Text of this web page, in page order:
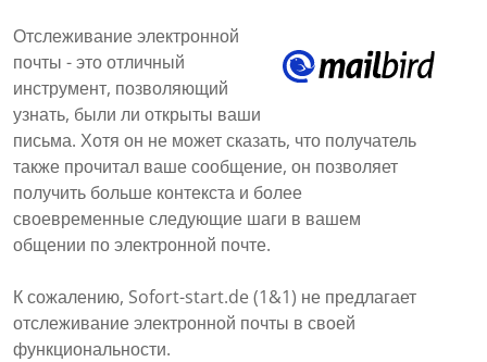
Отслеживание электронной
почты - это отличный
инструмент, позволяющий
узнать, были ли открыты ваши
письма. Хотя он не может сказать, что получатель
также прочитал ваше сообщение, он позволяет
получить больше контекста и более
своевременные следующие шаги в вашем
общении по электронной почте.
К сожалению, Sofort-start.de (1&1) не предлагает
отслеживание электронной почты в своей
функциональности.